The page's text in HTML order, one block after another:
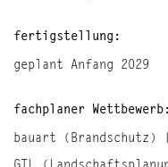
fertigstellung:
geplant Anfang 2029
fachplaner Wettbewerb:
bauart (Brandschutz)